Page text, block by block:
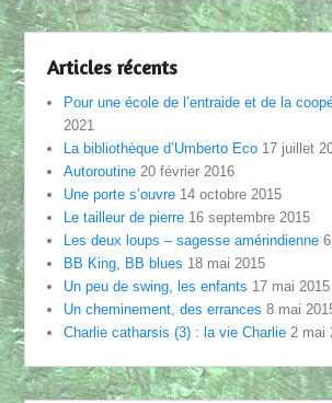
Articles récents
Pour une école de l’entraide et de la
2021
La bibliothèque d’Umberto Eco 17 juillet
Autoroutine 20 février 2016
Une porte s’ouvre 14 octobre 2015
Le tailleur de pierre 16 septembre 2015
Les deux loups – sagesse amérindienne
BB King, BB blues 18 mai 2015
Un peu de swing, les enfants 17 mai 2015
Un cheminement, des errances 8 mai
Charlie catharsis (3) : la vie Charlie 2 mai